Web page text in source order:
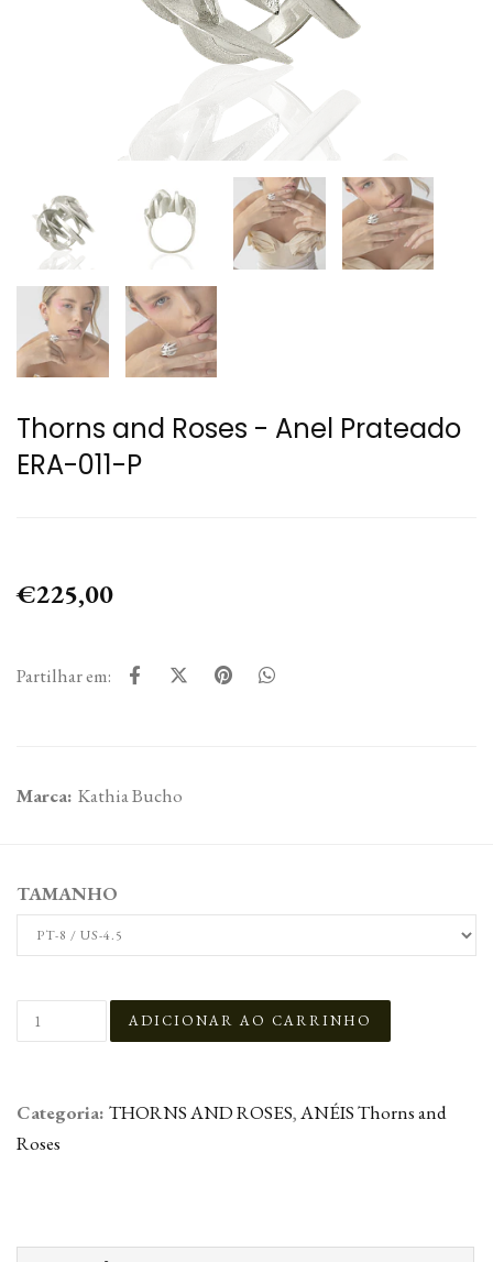
Thorns and Roses - Anel Prateado
ERA-011-P
€225,00
Partilhar em:
Marca: Kathia Bucho
TAMANHO
Categoria: THORNS AND ROSES,ANÉIS Thorns and
Roses